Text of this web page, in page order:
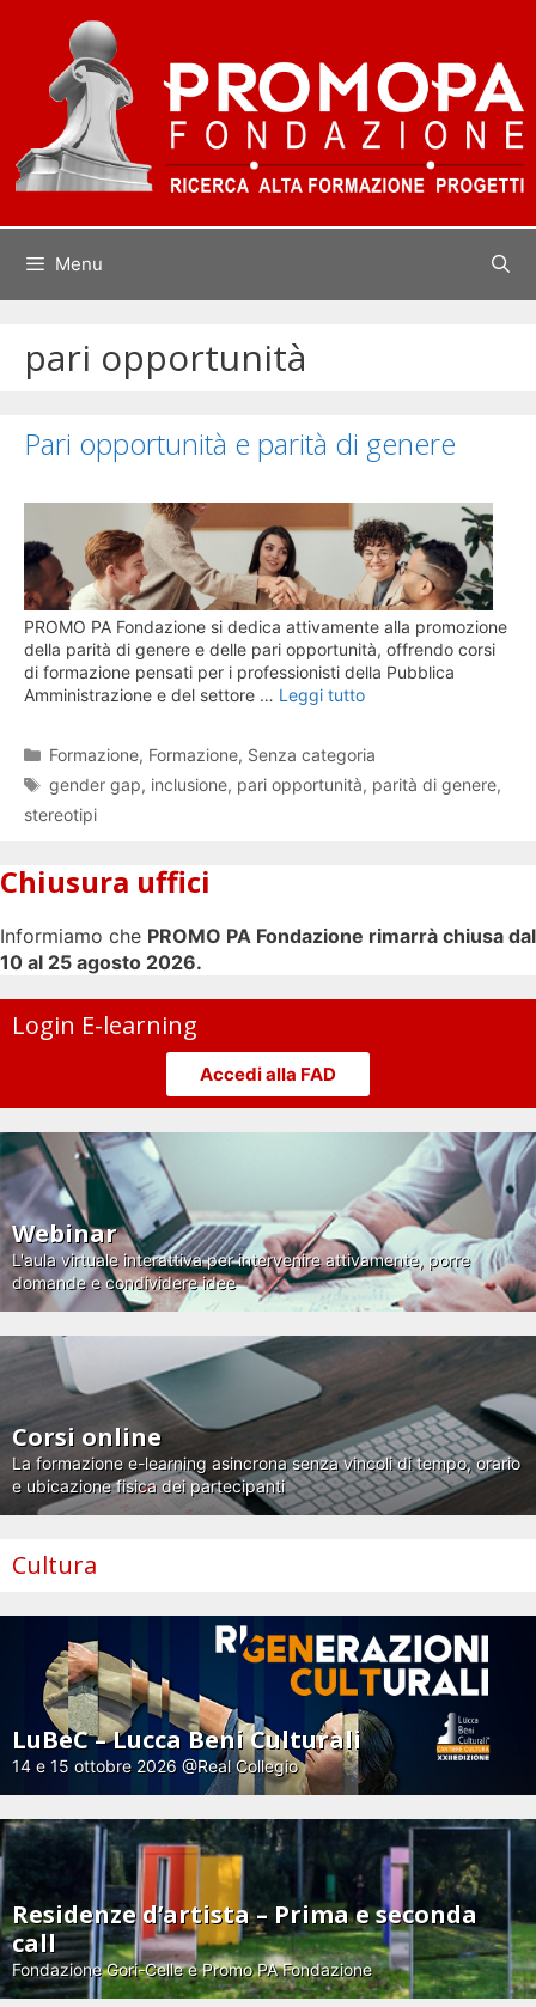
contenuto
Menu
pari opportunità
Pari opportunità e parità di genere
PROMO PA Fondazione si dedica attivamente alla promozione
della parità di genere e delle pari opportunità, offrendo corsi
di formazione pensati per i professionisti della Pubblica
Amministrazione e del settore … Leggi tutto
Categorie
Formazione, Formazione, Senza categoria
Tag
gender gap, inclusione, pari opportunità, parità di genere,
stereotipi
Chiusura uffici
Informiamo che PROMO PA Fondazione rimarrà chiusa dal
10 al 25 agosto 2026.
Login E-learning
Accedi alla FAD
Webinar
L'aula virtuale interattiva per intervenire attivamente, porre
domande e condividere idee
Corsi online
La formazione e-learning asincrona senza vincoli di tempo, orario
e ubicazione fisica dei partecipanti
Cultura
LuBeC – Lucca Beni Culturali
14 e 15 ottobre 2026 @Real Collegio
Residenze d’artista – Prima e seconda
call
Fondazione Gori-Celle e Promo PA Fondazione